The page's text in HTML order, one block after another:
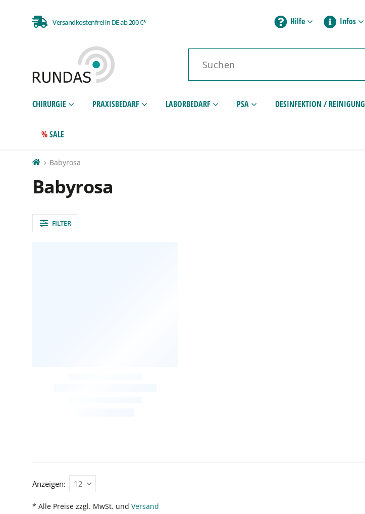
Versandkostenfrei in DE ab 200 €* Hilfe Infos
CHIRURGIE PRAXISBEDARF LABORBEDARF PSA DESINFEKTION / REINIGUNG
SALE
Babyrosa
Babyrosa
FILTER
Anzeigen:
* Alle Preise zzgl. MwSt. und Versand